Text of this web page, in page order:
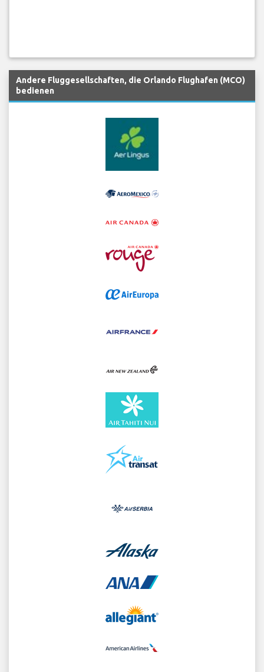
Andere Fluggesellschaften, die Orlando Flughafen (MCO)
bedienen